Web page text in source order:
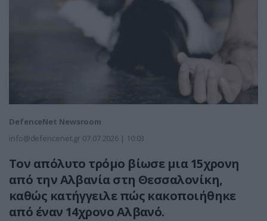
DefenceNet Newsroom
info@defencenet.gr 07.07.2026 | 10:03
Τον απόλυτο τρόμο βίωσε μια 15χρονη
από την Αλβανία στη Θεσσαλονίκη,
καθώς κατήγγειλε πώς κακοποιήθηκε
από έναν 14χρονο Αλβανό.